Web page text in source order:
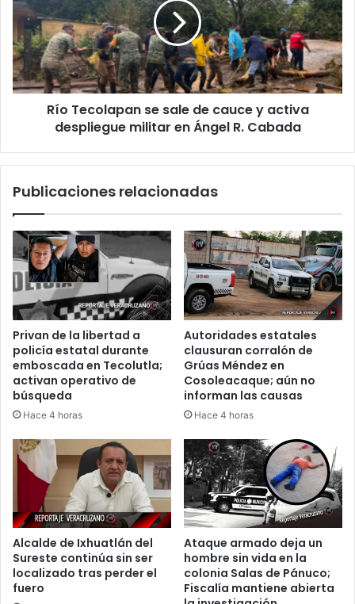
sale
de
cauce
y
activa
despliegue
Río Tecolapan se sale de cauce y activa
despliegue militar en Ángel R. Cabada
Publicaciones relacionadas
Privan de la libertad a
policía estatal durante
emboscada en Tecolutla;
activan operativo de
búsqueda
Hace 4 horas
Autoridades estatales
clausuran corralón de
Grúas Méndez en
Cosoleacaque; aún no
informan las causas
Hace 4 horas
Alcalde de Ixhuatlán del
Sureste continúa sin ser
localizado tras perder el
fuero
Ataque armado deja un
hombre sin vida en la
colonia Salas de Pánuco;
Fiscalía mantiene abierta